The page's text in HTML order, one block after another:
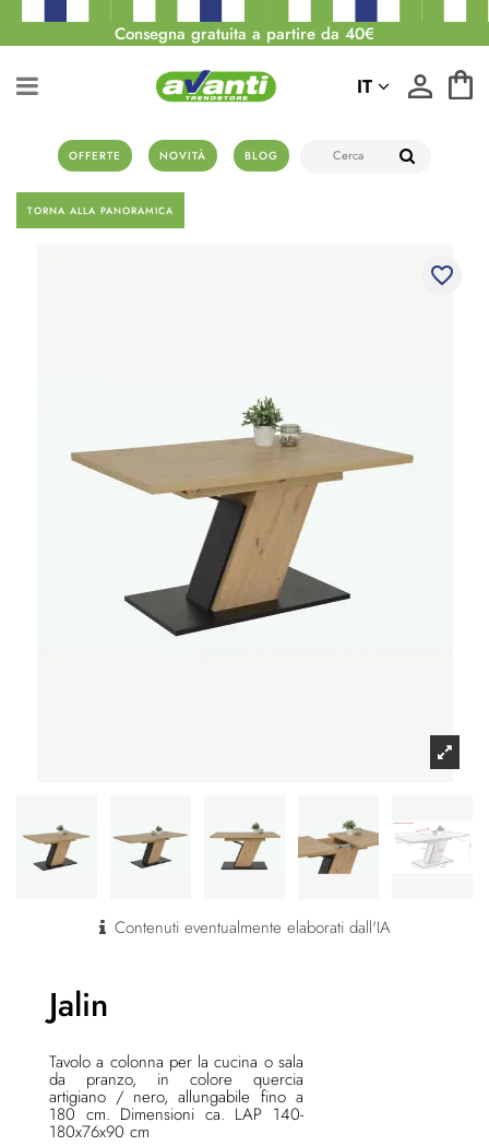
Consegna gratuita a partire da 40€
OFFERTE NOVITÀ BLOG
IT
TORNA ALLA PANORAMICA
favorite_border
Contenuti eventualmente elaborati dall'IA
Jalin
Tavolo a colonna per la cucina o sala
da pranzo, in colore quercia
artigiano / nero, allungabile fino a
180 cm. Dimensioni ca. LAP 140-
180x76x90 cm